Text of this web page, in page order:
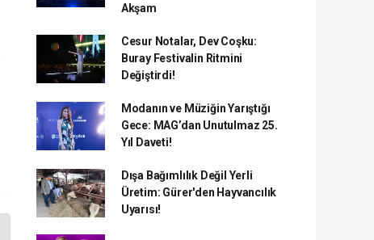
Akşam
Cesur Notalar, Dev Coşku:
Buray Festivalin Ritmini
Değiştirdi!
Modanın ve Müziğin Yarıştığı
Gece: MAG’dan Unutulmaz 25.
Yıl Daveti!
Dışa Bağımlılık Değil Yerli
Üretim: Gürer'den Hayvancılık
Uyarısı!